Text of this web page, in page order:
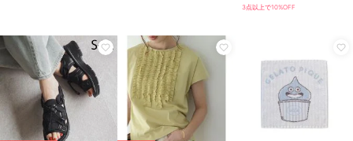
3点以上で10%OFF